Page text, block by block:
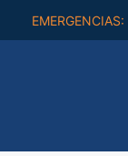
EMERGENCIAS: